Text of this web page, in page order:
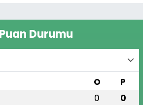
Durumu
O P
0 0